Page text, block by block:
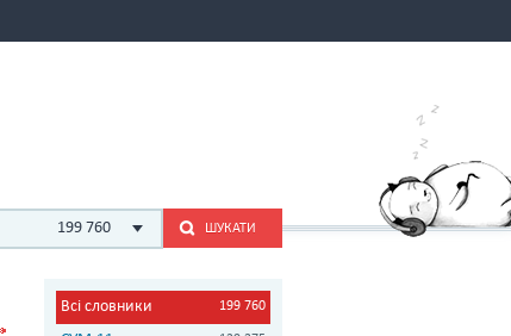
199 760 ШУКАТИ
Всі словники 199 760